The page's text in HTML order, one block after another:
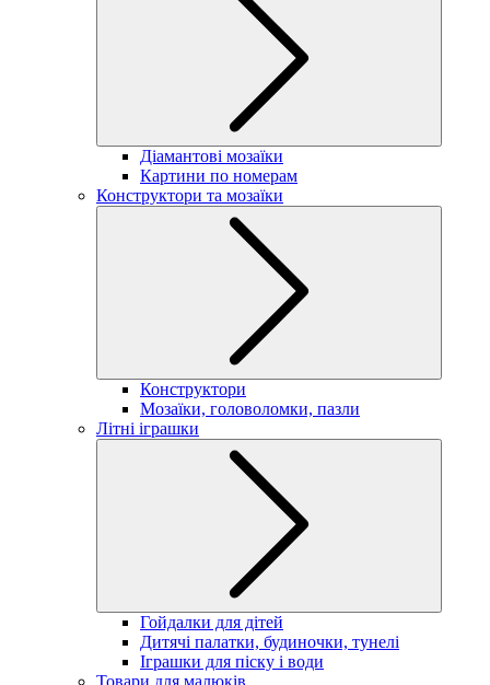
Діамантові мозаїки
Картини по номерам
Конструктори та мозаїки
Конструктори
Мозаїки, головоломки, пазли
Літні іграшки
Гойдалки для дітей
Дитячі палатки, будиночки, тунелі
Іграшки для піску і води
Товари для малюків